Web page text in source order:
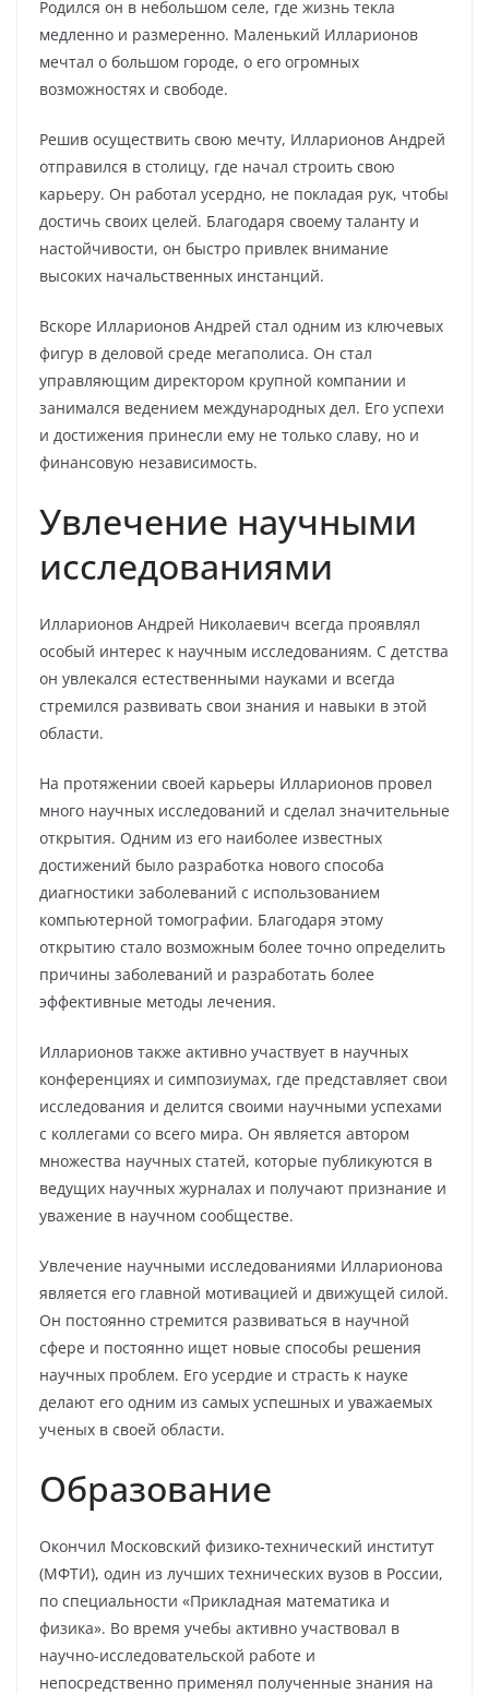
Родился он в небольшом селе, где жизнь текла
медленно и размеренно. Маленький Илларионов
мечтал о большом городе, о его огромных
возможностях и свободе.
Решив осуществить свою мечту, Илларионов Андрей
отправился в столицу, где начал строить свою
карьеру. Он работал усердно, не покладая рук, чтобы
достичь своих целей. Благодаря своему таланту и
настойчивости, он быстро привлек внимание
высоких начальственных инстанций.
Вскоре Илларионов Андрей стал одним из ключевых
фигур в деловой среде мегаполиса. Он стал
управляющим директором крупной компании и
занимался ведением международных дел. Его успехи
и достижения принесли ему не только славу, но и
финансовую независимость.
Увлечение научными
исследованиями
Илларионов Андрей Николаевич всегда проявлял
особый интерес к научным исследованиям. С детства
он увлекался естественными науками и всегда
стремился развивать свои знания и навыки в этой
области.
На протяжении своей карьеры Илларионов провел
много научных исследований и сделал значительные
открытия. Одним из его наиболее известных
достижений было разработка нового способа
диагностики заболеваний с использованием
компьютерной томографии. Благодаря этому
открытию стало возможным более точно определить
причины заболеваний и разработать более
эффективные методы лечения.
Илларионов также активно участвует в научных
конференциях и симпозиумах, где представляет свои
исследования и делится своими научными успехами
с коллегами со всего мира. Он является автором
множества научных статей, которые публикуются в
ведущих научных журналах и получают признание и
уважение в научном сообществе.
Увлечение научными исследованиями Илларионова
является его главной мотивацией и движущей силой.
Он постоянно стремится развиваться в научной
сфере и постоянно ищет новые способы решения
научных проблем. Его усердие и страсть к науке
делают его одним из самых успешных и уважаемых
ученых в своей области.
Образование
Окончил Московский физико-технический институт
(МФТИ), один из лучших технических вузов в России,
по специальности «Прикладная математика и
физика». Во время учебы активно участвовал в
научно-исследовательской работе и
непосредственно применял полученные знания на